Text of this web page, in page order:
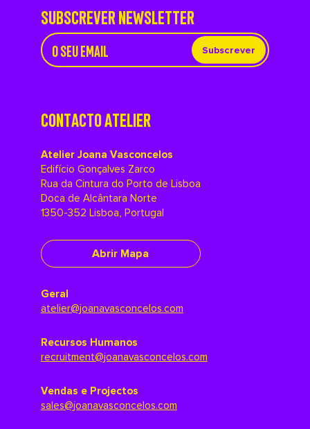
SUBSCREVER NEWSLETTER
Subscrever
CONTACTO ATELIER
Atelier Joana Vasconcelos
Edifício Gonçalves Zarco
Rua da Cintura do Porto de Lisboa
Doca de Alcântara Norte
1350-352 Lisboa, Portugal
Abrir Mapa
Geral
atelier@joanavasconcelos.com
Recursos Humanos
recruitment@joanavasconcelos.com
Vendas e Projectos
sales@joanavasconcelos.com